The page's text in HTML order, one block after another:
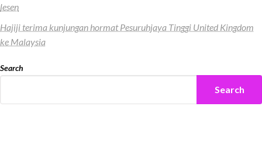
lesen
Hajiji terima kunjungan hormat Pesuruhjaya Tinggi United Kingdom
ke Malaysia
Search
Search